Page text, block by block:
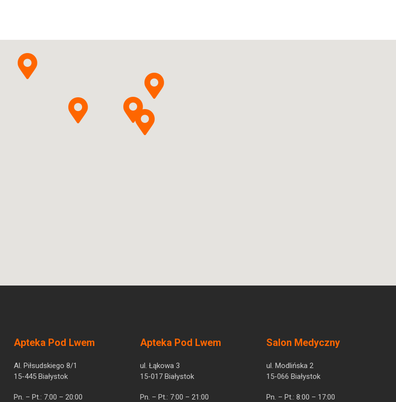
Apteka Pod Lwem
Al. Piłsudskiego 8/1
15-445 Białystok
Pn. – Pt.: 7:00 – 20:00
Apteka Pod Lwem
ul. Łąkowa 3
15-017 Białystok
Pn. – Pt.: 7:00 – 21:00
Salon Medyczny
ul. Modlińska 2
15-066 Białystok
Pn. – Pt.: 8:00 – 17:00